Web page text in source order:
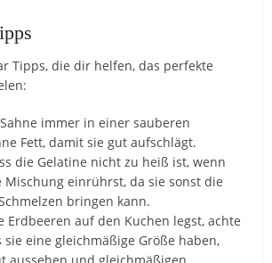
Tipps, die dir helfen, das perfekte
immer in einer sauberen
Fett, damit sie gut aufschlägt.
die Gelatine nicht zu heiß ist, wenn
Mischung einrührst, da sie sonst die
bringen kann.
Erdbeeren auf den Kuchen legst, achte
sie eine gleichmäßige Größe haben,
aussehen und gleichmäßigen